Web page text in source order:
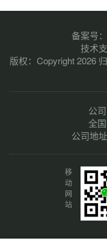
备案号：
技术支
版权：Copyright 2026
公
全
公司地
移
动
网
站